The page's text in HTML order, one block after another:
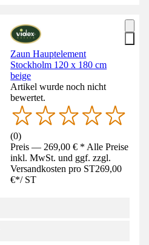
Zaun Hauptelement
Stockholm 120 x 180 cm
beige
Artikel wurde noch nicht
bewertet.
(0)
Preis — 269,00 € * Alle Preise
inkl. MwSt. und ggf. zzgl.
Versandkosten pro ST269,00
€*/ ST